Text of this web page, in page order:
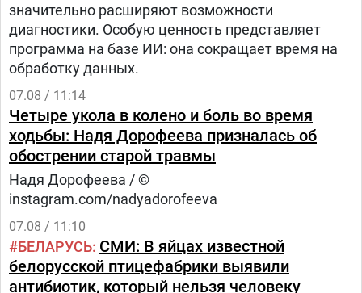
значительно расширяют возможности
диагностики. Особую ценность представляет
программа на базе ИИ: она сокращает время на
обработку данных.
07.08 / 11:14
Четыре укола в колено и боль во время
ходьбы: Надя Дорофеева призналась об
обострении старой травмы
Надя Дорофеева / ©
instagram.com/nadyadorofeeva
07.08 / 11:10
БЕЛАРУСЬ СМИ: В яйцах известной
белорусской птицефабрики выявили
антибиотик, который нельзя человеку